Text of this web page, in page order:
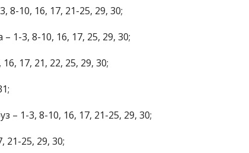
8-10, 16, 17, 21-25, 29, 30;
– 1-3, 8-10, 16, 17, 25, 29, 30;
17, 21, 22, 25, 29, 30;
– 1-3, 8-10, 16, 17, 21-25, 29, 30;
21-25, 29, 30;